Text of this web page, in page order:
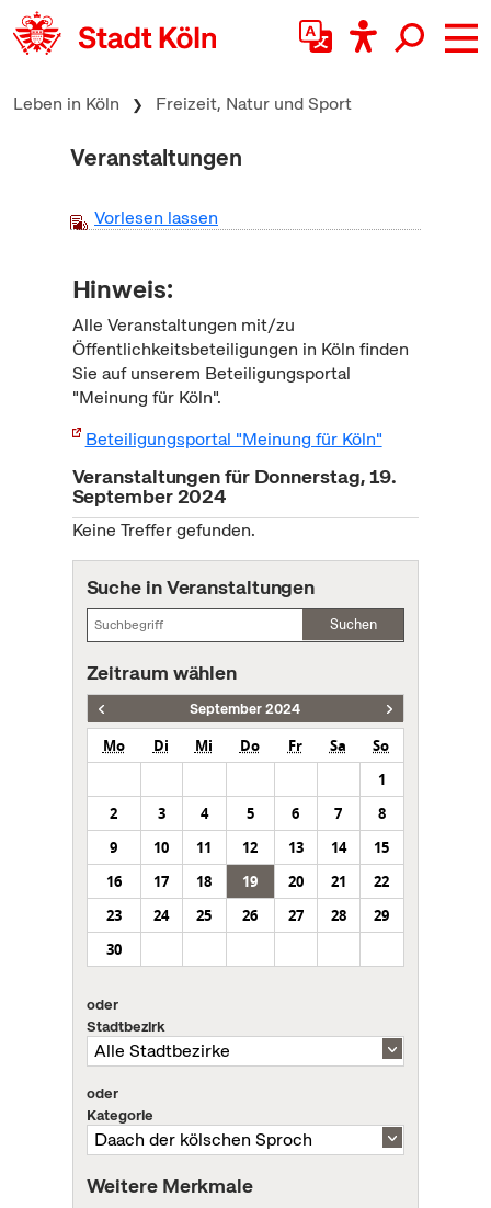
zum Inhalt springen
Leben in Köln Freizeit, Natur und Sport
Veranstaltungen
Vorlesen lassen
Hinweis:
Alle Veranstaltungen mit/zu
Öffentlichkeitsbeteiligungen in Köln finden
Sie auf unserem Beteiligungsportal
"Meinung für Köln".
Beteiligungsportal "Meinung für Köln"
Veranstaltungen für Donnerstag, 19.
September 2024
Keine Treffer gefunden.
Suche in Veranstaltungen
Suchen
Zeitraum wählen
September 2024
Mo Di Mi Do Fr Sa
So
1
2
3 4 5 6 7
8
9
10 11 12 13 14
15
16
17 18 19 20 21
22
23
24 25 26 27 28
29
30
oder
Stadtbezirk
oder
Kategorie
Weitere Merkmale